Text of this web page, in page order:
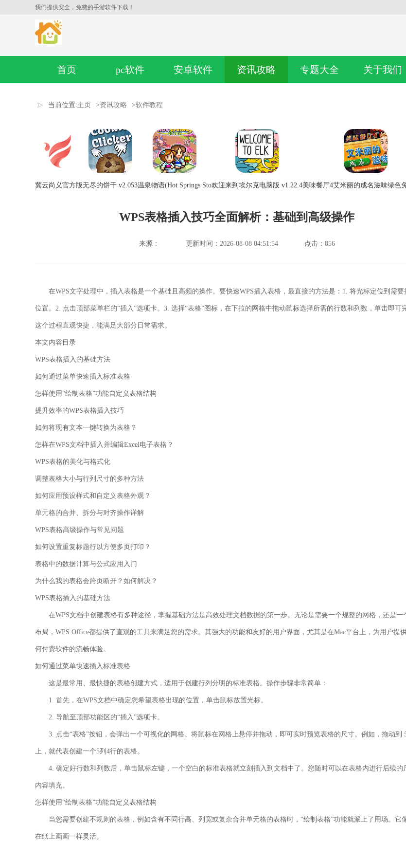
我们提供安全，免费的手游软件下载！
首页 pc软件 安卓软件 资讯攻略 专题大全 关于我们
当前位置:主页 >资讯攻略 >软件教程
冀云尚义官方版无尽的饼干 v2.053温泉物语(Hot Springs Sto欢迎来到埃尔克电脑版 v1.22.4美味餐厅4艾米丽的成名滋味绿色
WPS表格插入技巧全面解析：基础到高级操作
来源： 更新时间：2026-08-08 04:51:54 点击： 856
在WPS文字处理中，插入表格是一个基础且高频的操作。要快速WPS插入表格，最直接的方法是：1. 将光标定位到需要
位置。2. 点击顶部菜单栏的“插入”选项卡。3. 选择“表格”图标，在下拉的网格中拖动鼠标选择所需的行数和列数，单击即可
这个过程直观快捷，能满足大部分日常需求。
本文内容目录
WPS表格插入的基础方法
如何通过菜单快速插入标准表格
怎样使用“绘制表格”功能自定义表格结构
提升效率的WPS表格插入技巧
如何将现有文本一键转换为表格？
怎样在WPS文档中插入并编辑Excel电子表格？
WPS表格的美化与格式化
调整表格大小与行列尺寸的多种方法
如何应用预设样式和自定义表格外观？
单元格的合并、拆分与对齐操作详解
WPS表格高级操作与常见问题
如何设置重复标题行以方便多页打印？
表格中的数据计算与公式应用入门
为什么我的表格会跨页断开？如何解决？
WPS表格插入的基础方法
在WPS文档中创建表格有多种途径，掌握基础方法是高效处理文档数据的第一步。无论是需要一个规整的网格，还是一
布局，WPS Office都提供了直观的工具来满足您的需求。其强大的功能和友好的用户界面，尤其是在Mac平台上，为用户提
何付费软件的流畅体验。
如何通过菜单快速插入标准表格
这是最常用、最快捷的表格创建方式，适用于创建行列分明的标准表格。操作步骤非常简单：
1. 首先，在WPS文档中确定您希望表格出现的位置，单击鼠标放置光标。
2. 导航至顶部功能区的“插入”选项卡。
3. 点击“表格”按钮，会弹出一个可视化的网格。将鼠标在网格上悬停并拖动，即可实时预览表格的尺寸。例如，拖动到
上，就代表创建一个5列4行的表格。
4. 确定好行数和列数后，单击鼠标左键，一个空白的标准表格就立刻插入到文档中了。您随时可以在表格内进行后续的
内容填充。
怎样使用“绘制表格”功能自定义表格结构
当您需要创建不规则的表格，例如含有不同行高、列宽或复杂合并单元格的表格时， “绘制表格”功能就派上了用场。它
在纸上画画一样灵活。